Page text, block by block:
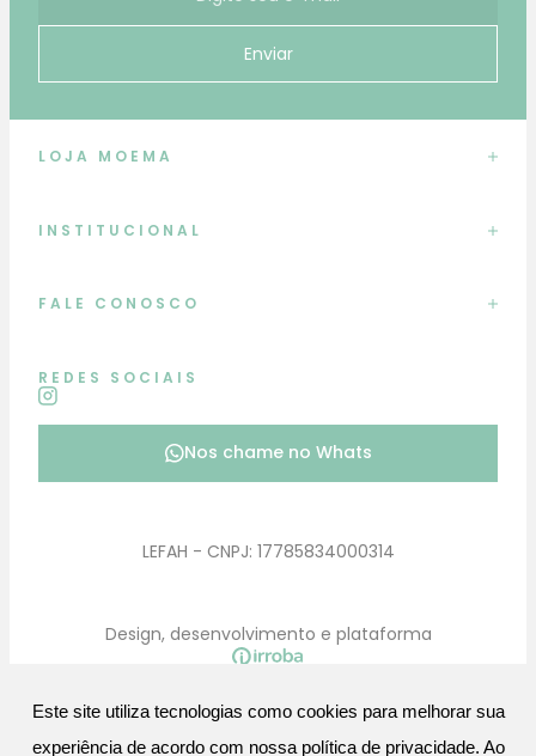
E-mail para receber novidades
Enviar
REDES SOCIAIS
Nos chame no Whats
INSTITUCIONAL
LOJA MOEMA
FALE CONOSCO
Design, desenvolvimento e plataforma
LEFAH - CNPJ: 17785834000314
Este site utiliza tecnologias como cookies para melhorar sua
experiência de acordo com nossa política de privacidade. Ao